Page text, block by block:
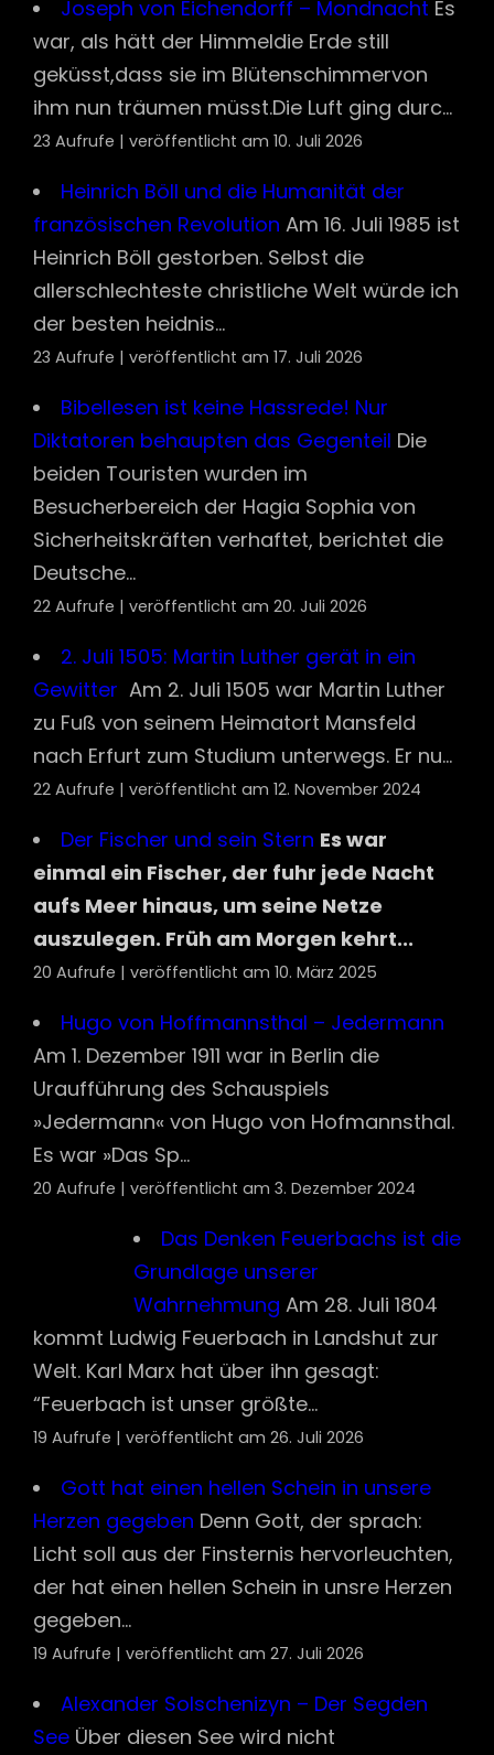
Joseph von Eichendorff – Mondnacht Es
war, als hätt der Himmeldie Erde still
geküsst,dass sie im Blütenschimmervon
ihm nun träumen müsst.Die Luft ging durc...
23 Aufrufe | veröffentlicht am 10. Juli 2026
Heinrich Böll und die Humanität der
französischen Revolution Am 16. Juli 1985 ist
Heinrich Böll gestorben. Selbst die
allerschlechteste christliche Welt würde ich
der besten heidnis...
23 Aufrufe | veröffentlicht am 17. Juli 2026
Bibellesen ist keine Hassrede! Nur
Diktatoren behaupten das Gegenteil Die
beiden Touristen wurden im
Besucherbereich der Hagia Sophia von
Sicherheitskräften verhaftet, berichtet die
Deutsche...
22 Aufrufe | veröffentlicht am 20. Juli 2026
2. Juli 1505: Martin Luther gerät in ein
Gewitter ­­­Am 2. Juli 1505 war Martin Luther
zu Fuß von seinem Heimatort Mansfeld
nach Erfurt zum Studium unterwegs. Er nu...
22 Aufrufe | veröffentlicht am 12. November 2024
Der Fischer und sein Stern Es war
einmal ein Fischer, der fuhr jede Nacht
aufs Meer hinaus, um seine Netze
auszulegen. Früh am Morgen kehrt...
20 Aufrufe | veröffentlicht am 10. März 2025
Hugo von Hoffmannsthal – Jedermann
Am 1. Dezember 1911 war in Berlin die
Uraufführung des Schauspiels
»Jedermann« von Hugo von Hofmannsthal.
Es war »Das Sp...
20 Aufrufe | veröffentlicht am 3. Dezember 2024
Das Denken Feuerbachs ist die
Grundlage unserer
Wahrnehmung Am 28. Juli 1804
kommt Ludwig Feuerbach in Landshut zur
Welt. Karl Marx hat über ihn gesagt:
“Feuerbach ist unser größte...
19 Aufrufe | veröffentlicht am 26. Juli 2026
Gott hat einen hellen Schein in unsere
Herzen gegeben Denn Gott, der sprach:
Licht soll aus der Finsternis hervorleuchten,
der hat einen hellen Schein in unsre Herzen
gegeben...
19 Aufrufe | veröffentlicht am 27. Juli 2026
Alexander Solschenizyn – Der Segden
See Über diesen See wird nicht